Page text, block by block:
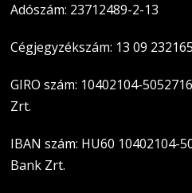
Adószám: 23712489-2-13
Cégjegyzékszám: 13 09 232165
GIRO szám: 10402104-
Zrt.
IBAN szám: HU60 10402104-
Bank Zrt.